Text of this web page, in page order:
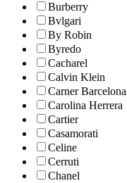
Burberry
Bvlgari
By Robin
Byredo
Cacharel
Calvin Klein
Carner Barcelona
Carolina Herrera
Cartier
Casamorati
Celine
Cerruti
Chanel